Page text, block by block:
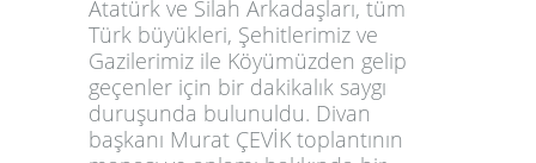
Atatürk ve Silah Arkadaşları, tüm
Türk büyükleri, Şehitlerimiz ve
Gazilerimiz ile Köyümüzden gelip
geçenler için bir dakikalık saygı
duruşunda bulunuldu. Divan
başkanı Murat ÇEVİK toplantının